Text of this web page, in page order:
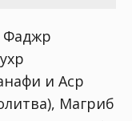
Фаджр
и Аср
Магриб